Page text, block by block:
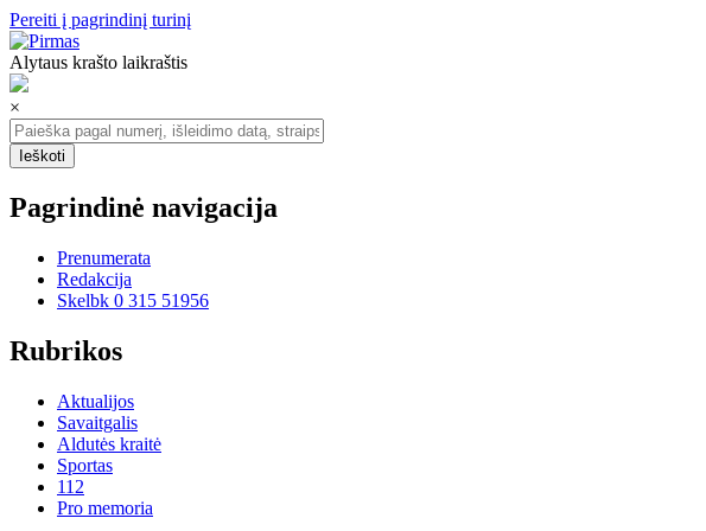
Pereiti į pagrindinį turinį
Alytaus krašto laikraštis
×
Pagrindinė navigacija
Prenumerata
Redakcija
Skelbk 0 315 51956
Rubrikos
Aktualijos
Savaitgalis
Aldutės kraitė
Sportas
112
Pro memoria